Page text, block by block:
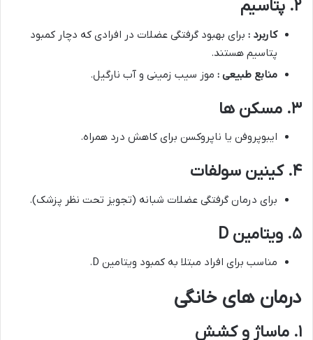
۲. پتاسیم
کاربرد : برای بهبود گرفتگی عضلات در افرادی که دچار کمبود
پتاسیم هستند.
منابع طبیعی : موز سیب زمینی و آب نارگیل.
۳. مسکن ها
ایبوپروفن یا ناپروکسن برای کاهش درد همراه.
۴. کینین سولفات
برای درمان گرفتگی عضلات شبانه (تجویز تحت نظر پزشک).
۵. ویتامین D
مناسب برای افراد مبتلا به کمبود ویتامین D.
درمان های خانگی
۱. ماساژ و کشش